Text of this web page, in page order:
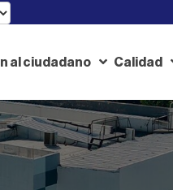
al ciudadano Calidad